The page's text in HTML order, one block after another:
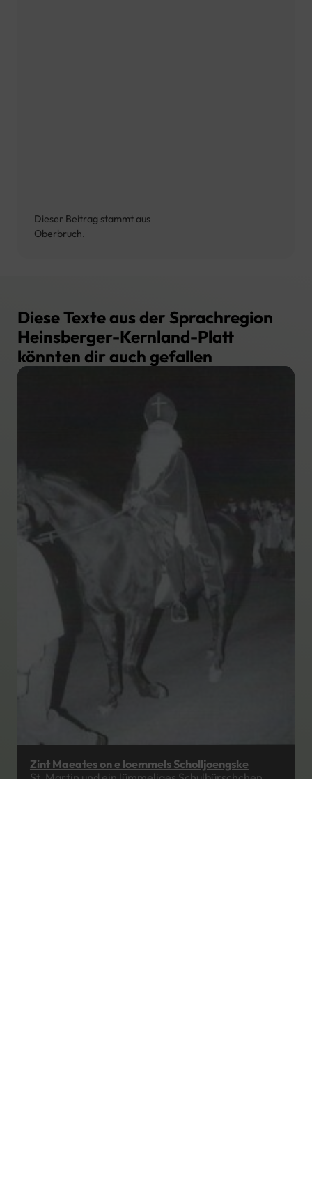
Dieser Beitrag stammt aus
Oberbruch.
Diese Texte aus der Sprachregion
Heinsberger-Kernland-Platt
könnten dir auch gefallen
Zint Maeates on e loemmels Scholljoengske
St. Martin und ein lümmeliges Schulbürschchen